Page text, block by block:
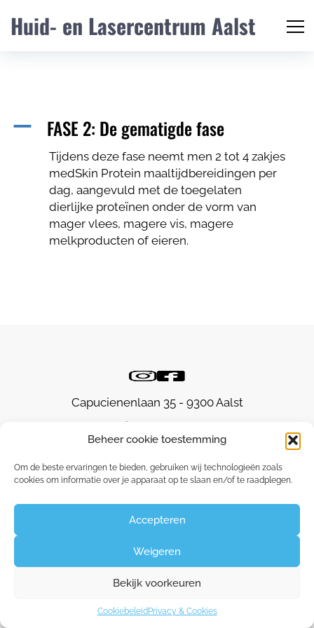
Beheer cookie toestemming
Om de beste ervaringen te bieden, gebruiken wij technologieën zoals
cookies om informatie over je apparaat op te slaan en/of te raadplegen.
Accepteren
Weigeren
Bekijk voorkeuren
CookiebeleidPrivacy & Cookies
Huid- en Lasercentrum Aalst
A FASE 2: De gematigde fase
Tijdens deze fase neemt men 2 tot 4 zakjes
medSkin Protein maaltijdbereidingen per
dag, aangevuld met de toegelaten
dierlijke proteïnen onder de vorm van
mager vlees, magere vis, magere
melkproducten of eieren.
Capucienenlaan 35 - 9300 Aalst
Claudine:
©2026Huid- en Lasercentrum Aalst|Privacy &